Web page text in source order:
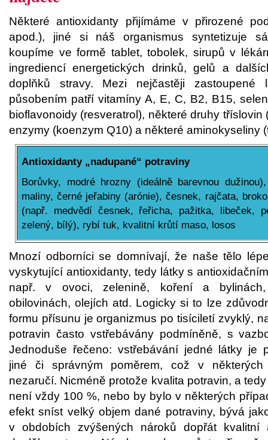
Některé antioxidanty přijímáme v přirozené
apod.), jiné si náš organismus syntetizuje
koupíme ve formě tablet, tobolek, sirupů v
ingrediencí energetických drinků, gelů a
doplňků stravy. Mezi nejčastěji zastoupené
působením patří vitamíny A, E, C, B2, B15,
bioflavonoidy (resveratrol), některé druhy
enzymy (koenzym Q10) a některé aminokyseliny
Antioxidanty „nadupané“ potraviny
Borůvky, modré hrozny (ideálně barevnou
maliny, černé jeřabiny (arónie), česnek, rajčata,
(např. medvědí česnek, řeřicha, pažitka, libeček,
zelený, bílý), rybí tuk, kvalitní krůtí maso, losos
Mnozí odborníci se domnívají, že naše tělo
vyskytující antioxidanty, tedy látky s
např. v ovoci, zelenině, koření a bylinách,
obilovinách, olejích atd. Logicky si to lze
formu přísunu je organizmus po tisíciletí zvyklý,
potravin často vstřebávány podmíněně, s
Jednoduše řečeno: vstřebávání jedné látky je
jiné či správným poměrem, což v některých
nezaručí. Nicméně protože kvalita potravin, a
není vždy 100 %, nebo by bylo v některých
efekt sníst velký objem dané potraviny, bývá
v obdobích zvýšených nároků dopřát kvalitní